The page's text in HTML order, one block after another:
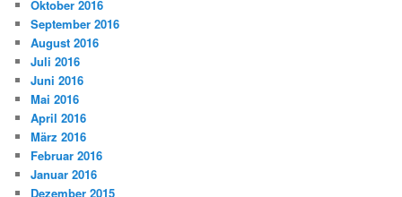
Oktober 2016
September 2016
August 2016
Juli 2016
Juni 2016
Mai 2016
April 2016
März 2016
Februar 2016
Januar 2016
Dezember 2015